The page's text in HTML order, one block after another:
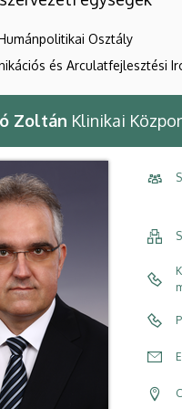
Osztály
és Arculatfejlesztési
Zoltán Klinikai